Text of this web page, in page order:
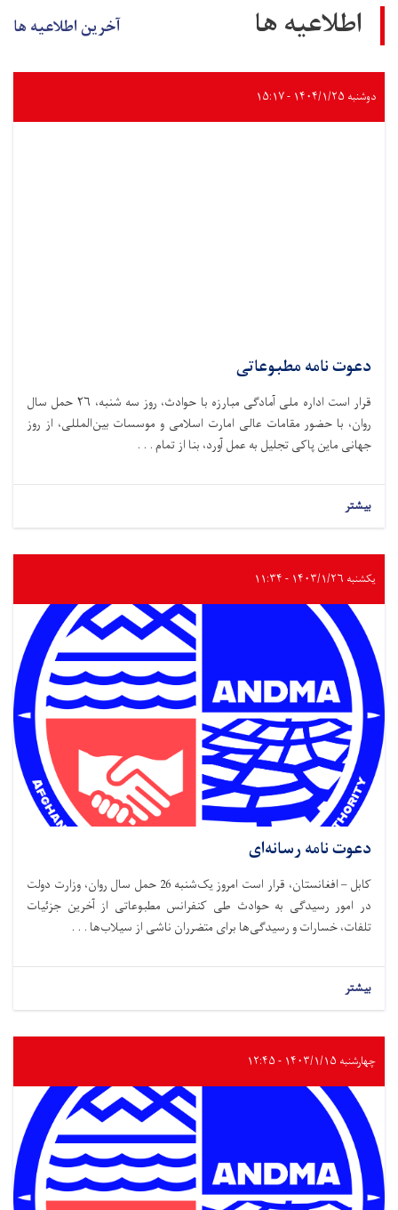
اطلاعیه ها آخرین اطلاعیه ها
دوشنبه ۱۴۰۴/۱/۲۵ - ۱۵:۱۷
دعوت نامه مطبوعاتی
قرار است اداره ملی آمادگی مبارزه با حوادث،‌ روز سه شنبه، ۲۶ حمل سال
روان، با حضور مقامات عالی امارت اسلامی و موسسات بین‌المللی، از روز
جهانی ماین پاکی تجلیل به عمل آورد، بنا از تمام . . .
بیشتر
یکشنبه ۱۴۰۳/۱/۲۶ - ۱۱:۳۴
دعوت نامه رسانه‌ای
کابل – افغانستان، قرار است امروز یک‌شنبه 26 حمل سال روان، وزارت دولت
در امور رسیدگی به حوادث طی کنفرانس مطبوعاتی از آخرین جزئیات
تلفات، خسارات و رسیدگی‌ها برای متضرران ناشی از سیلاب‌ها . . .
بیشتر
چهارشنبه ۱۴۰۳/۱/۱۵ - ۱۲:۴۵